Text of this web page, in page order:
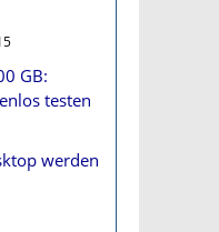
GB:
testen
werden